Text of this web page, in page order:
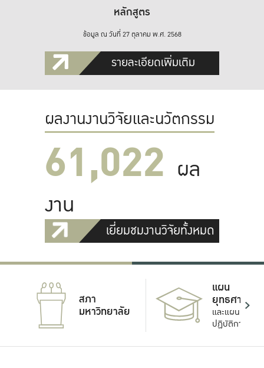
หลักสูตร
ข้อมูล ณ วันที่ 27 ตุลาคม พ.ศ. 2568
รายละเอียดเพิ่มเติม
ผลงานงานวิจัยและนวัตกรรม
61,022 ผล
งาน
เยี่ยมชมงานวิจัยทั้งหมด
สภา
มหาวิทยาลัย
แผน
ยุทธศาสตร์
และแผน
ปฏิบัติการ